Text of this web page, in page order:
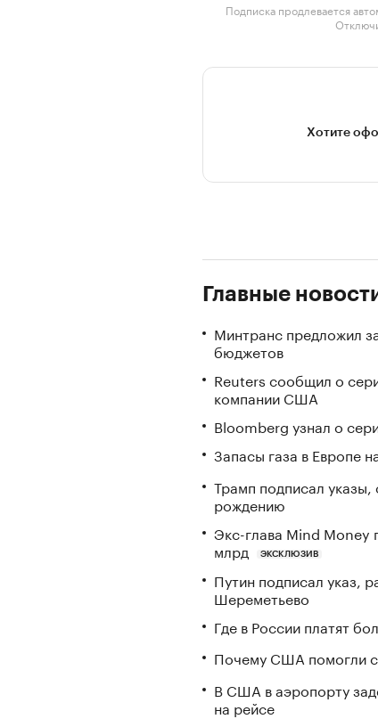
Подписка продлевается
Хотите
Главные
Минтранс предложил
бюджетов
Reuters сообщил о
компании США
Bloomberg узнал о
Запасы газа в Европе
Трамп подписал
рождению
Экс-глава Mind Money
млрд
ЭКСКЛЮЗИВ
Путин подписал указ,
Шереметьево
Где в России платят
Почему США помогли
В США в аэропорту
на рейсе